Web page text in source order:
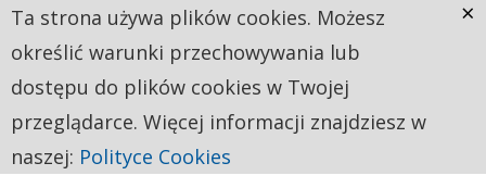
Ta strona używa plików cookies. Możesz
określić warunki przechowywania lub
dostępu do plików cookies w Twojej
przeglądarce. Więcej informacji znajdziesz w
naszej: Polityce Cookies
×